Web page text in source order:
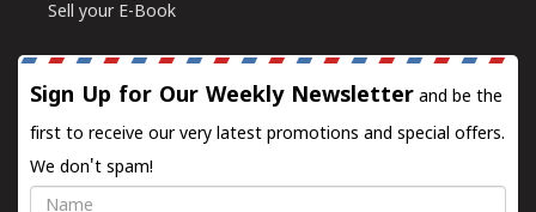
Sell your E-Book
Sign Up for Our Weekly Newsletter and be the
first to receive our very latest promotions and special offers.
We don't spam!
Name